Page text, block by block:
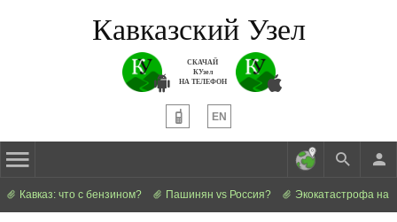
Кавказский Узел
СКАЧАЙ
КУзел
НА ТЕЛЕФОН
EN
Кавказ: что с бензином? Пашинян vs Россия? Экокатастрофа на